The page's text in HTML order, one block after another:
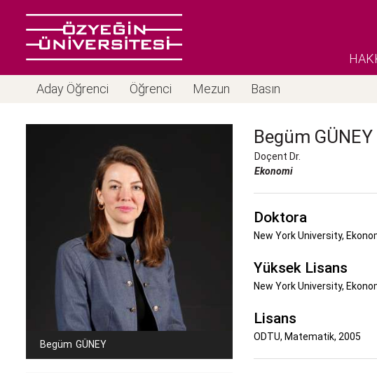
Aday Öğrenci Öğrenci Mezun Basın
Begüm GÜNEY
Begüm GÜNEY
Doçent Dr.
Ekonomi
Doktora
New York University,
Yüksek Lisans
New York University,
Lisans
ODTU, Matematik, 2005